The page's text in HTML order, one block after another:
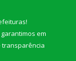
!
em
transparência